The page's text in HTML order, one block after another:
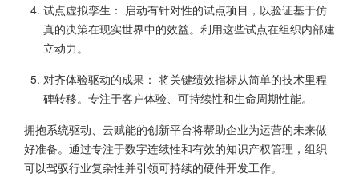
试点虚拟孪生： 启动有针对性的试点项目，以验证基于仿
真的决策在现实世界中的效益。利用这些试点在组织内部建
立动力。
对齐体验驱动的成果： 将关键绩效指标从简单的技术里程
碑转移。专注于客户体验、可持续性和生命周期性能。
拥抱系统驱动、云赋能的创新平台将帮助企业为运营的未来做
好准备。通过专注于数字连续性和有效的知识产权管理，组织
可以驾驭行业复杂性并引领可持续的硬件开发工作。